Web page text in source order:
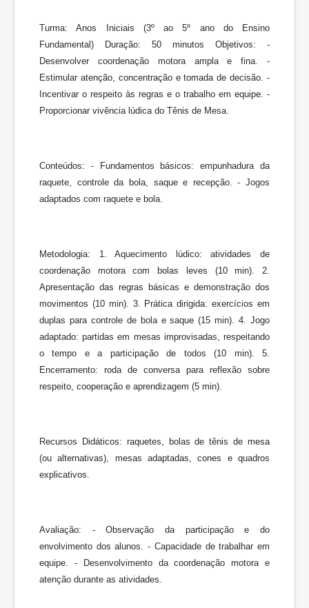
Turma: Anos Iniciais (3º ao 5º ano do Ensino
Fundamental) Duração: 50 minutos Objetivos: -
Desenvolver coordenação motora ampla e fina. -
Estimular atenção, concentração e tomada de decisão. -
Incentivar o respeito às regras e o trabalho em equipe. -
Proporcionar vivência lúdica do Tênis de Mesa.
Conteúdos: - Fundamentos básicos: empunhadura da
raquete, controle da bola, saque e recepção. - Jogos
adaptados com raquete e bola.
Metodologia: 1. Aquecimento lúdico: atividades de
coordenação motora com bolas leves (10 min). 2.
Apresentação das regras básicas e demonstração dos
movimentos (10 min). 3. Prática dirigida: exercícios em
duplas para controle de bola e saque (15 min). 4. Jogo
adaptado: partidas em mesas improvisadas, respeitando
o tempo e a participação de todos (10 min). 5.
Encerramento: roda de conversa para reflexão sobre
respeito, cooperação e aprendizagem (5 min).
Recursos Didáticos: raquetes, bolas de tênis de mesa
(ou alternativas), mesas adaptadas, cones e quadros
explicativos.
Avaliação: - Observação da participação e do
envolvimento dos alunos. - Capacidade de trabalhar em
equipe. - Desenvolvimento da coordenação motora e
atenção durante as atividades.